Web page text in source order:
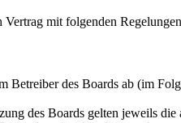
mit folgenden
des Boards ab (im
des Boards gelten jeweils